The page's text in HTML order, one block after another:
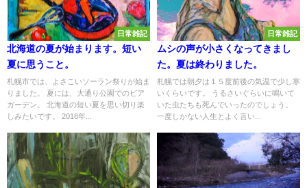
日常雑記
北海道の夏が始まります。短い
夏に思うこと。
札幌市では、よさこいソーラン祭りが始ま
りました。 夏には、大通り公園でのビア
ガーデン。 北海道の短い夏を思い切り楽
しみたいです。 2018年...
日常雑記
ムシの声が小さくなってきまし
た。夏は終わりました。
札幌では朝夕は１５度前後の気温で少し寒
いくらいです。 うるさいぐらいに鳴いて
いた虫たちも死んでいったのでしょう。
一度しかない人生とよく言い...